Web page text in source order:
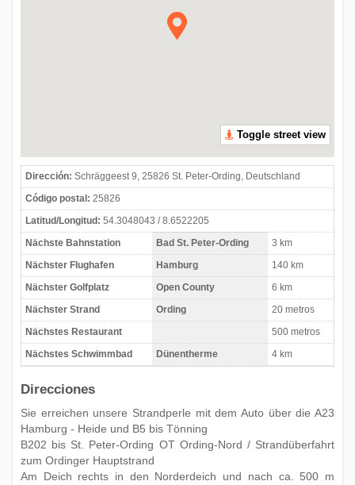
Toggle street view
Dirección: Schräggeest 9, 25826 St. Peter-Ording, Deutschland
Código postal: 25826
Latitud/Longitud: 54.3048043 / 8.6522205
Nächste Bahnstation
Bad St. Peter-Ording
3 km
Nächster Flughafen
Hamburg
140 km
Nächster Golfplatz
Open County
6 km
Nächster Strand
Ording
20 metros
Nächstes Restaurant
500 metros
Nächstes Schwimmbad
Dünentherme 4 km
Direcciones
Sie erreichen unsere Strandperle mit dem Auto über die A23
Hamburg - Heide und B5 bis Tönning
B202 bis St. Peter-Ording OT Ording-Nord / Strandüberfahrt
zum Ordinger Hauptstrand
Am Deich rechts in den Norderdeich und nach ca. 500 m